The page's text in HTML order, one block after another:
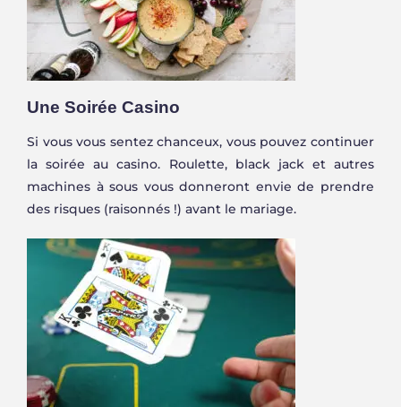
Une Soirée Casino
Si vous vous sentez chanceux, vous pouvez continuer
la soirée au casino. Roulette, black jack et autres
machines à sous vous donneront envie de prendre
des risques (raisonnés !) avant le mariage.